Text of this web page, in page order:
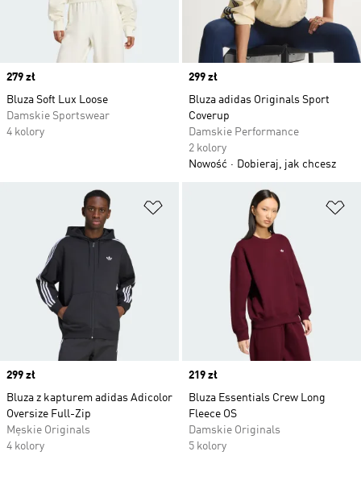
Price
279 zł
Bluza Soft Lux Loose
Damskie Sportswear
4 kolory
Price
299 zł
Bluza adidas Originals Sport
Coverup
Damskie Performance
2 kolory
Nowość
Dobieraj, jak chcesz
Dodaj do listy życzeń
Price
299 zł
Bluza z kapturem adidas Adicolor
Oversize Full-Zip
Męskie Originals
4 kolory
Price
219 zł
Bluza Essentials Crew Long
Fleece OS
Damskie Originals
5 kolory